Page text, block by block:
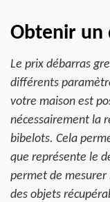
Obtenir un
Le prix débarras
différents
votre maison est
nécessairement la
bibelots. Cela
que représente le
permet de
des objets